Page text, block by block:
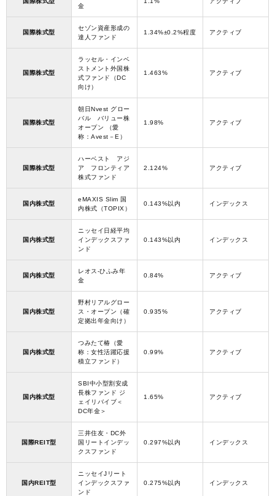
金
国際株式型
セゾン資産形成の
達人ファンド
1.34%±0.2%程度 アクティブ
国際株式型
ラッセル・インベ
ストメント外国株
式ファンド（DC
向け）
1.463% アクティブ
国際株式型
朝日Nvest グロー
バル バリュー株
オープン （愛
称：Avest－E）
1.98% アクティブ
国際株式型
ハーベスト アジ
ア フロンティア
株式ファンド
2.124% アクティブ
国内株式型
eMAXIS Slim 国
内株式（TOPIX）
0.143%以内 インデックス
国内株式型
ニッセイ日経平均
インデックスファ
ンド
0.143%以内 インデックス
国内株式型
レオス-ひふみ年
金
0.84% アクティブ
国内株式型
野村リアルグロー
ス・オープン（確
定拠出年金向け）
0.935% アクティブ
国内株式型
つみたて椿（愛
称：女性活躍応援
積立ファンド）
0.99% アクティブ
国内株式型
SBI中小型割安成
長株ファンド ジ
ェイリバイブ＜
DC年金＞
1.65% アクティブ
国際REIT型
三井住友・DC外
国リートインデッ
クスファンド
0.297%以内 インデックス
国内REIT型
ニッセイJリート
インデックスファ
ンド
0.275%以内 インデックス